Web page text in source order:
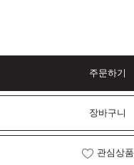
주문하기
장바구니
관심상품